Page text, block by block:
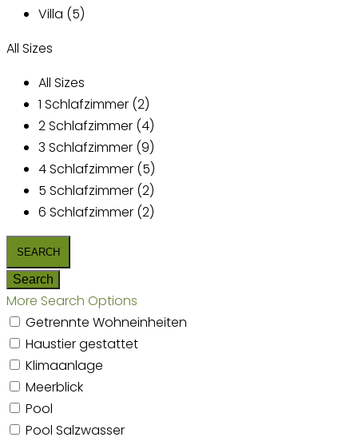
Villa (5)
All Sizes
All Sizes
1 Schlafzimmer (2)
2 Schlafzimmer (4)
3 Schlafzimmer (9)
4 Schlafzimmer (5)
5 Schlafzimmer (2)
6 Schlafzimmer (2)
More Search Options
Getrennte Wohneinheiten
Haustier gestattet
Klimaanlage
Meerblick
Pool
Pool Salzwasser